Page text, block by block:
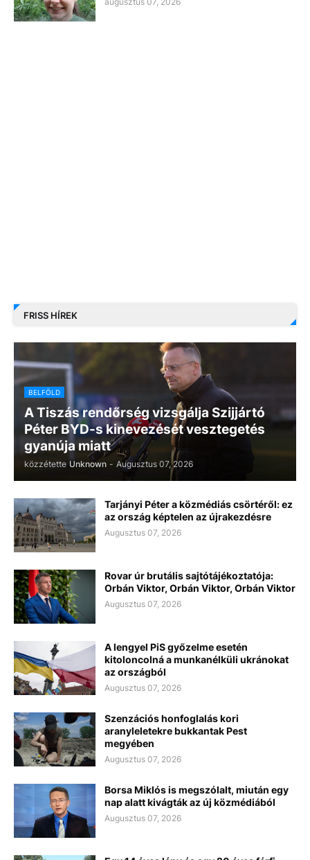
FRISS HÍREK
BELFÖLD
A Tiszás rendőrség vizsgálja Szijjártó
Péter BYD-s kinevezését vesztegetés
gyanúja miatt
közzétette Unknown - Augusztus 07, 2026
Tarjányi Péter a közmédiás csörtéről: ez
az ország képtelen az újrakezdésre
Augusztus 07, 2026
Rovar úr brutális sajtótájékoztatója:
Orbán Viktor, Orbán Viktor, Orbán Viktor
Augusztus 07, 2026
A lengyel PiS győzelme esetén
kitoloncolná a munkanélküli ukránokat
az országból
Augusztus 07, 2026
Szenzációs honfoglalás kori
aranyleletekre bukkantak Pest
megyében
Augusztus 07, 2026
Borsa Miklós is megszólalt, miután egy
nap alatt kivágták az új közmédiából
Augusztus 07, 2026